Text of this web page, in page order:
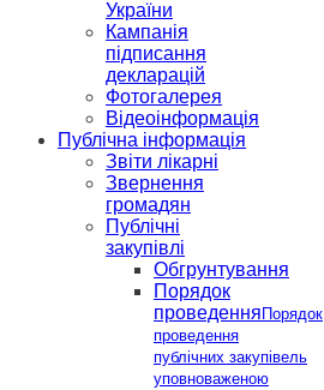
України
Кампанія
підписання
декларацій
Фотогалерея
Відеоінформація
Публічна інформація
Звіти лікарні
Звернення
громадян
Публічні
закупівлі
Обгрунтування
Порядок
проведення Порядок
проведення
публічних закупівель
уповноваженою